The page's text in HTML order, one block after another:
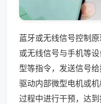
蓝牙或无线信号控制
或无线信号与手机等
型等指令，发送信号
驱动内部微型电机或
过程中进行干预，达到